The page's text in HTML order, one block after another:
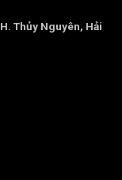
Thủy Nguyên, Hải